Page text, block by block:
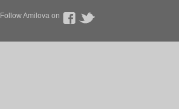
Follow Amilova on